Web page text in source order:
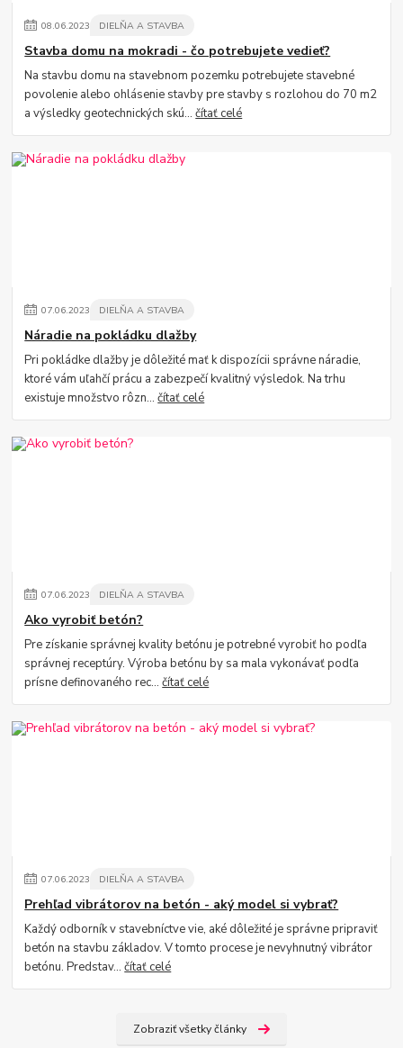
08.06.2023 DIELŇA A STAVBA
Stavba domu na mokradi - čo potrebujete vedieť?
Na stavbu domu na stavebnom pozemku potrebujete stavebné
povolenie alebo ohlásenie stavby pre stavby s rozlohou do 70 m2
a výsledky geotechnických skú...čítať celé
07.06.2023 DIELŇA A STAVBA
Náradie na pokládku dlažby
Pri pokládke dlažby je dôležité mať k dispozícii správne náradie,
ktoré vám uľahčí prácu a zabezpečí kvalitný výsledok. Na trhu
existuje množstvo rôzn...čítať celé
07.06.2023 DIELŇA A STAVBA
Ako vyrobiť betón?
Pre získanie správnej kvality betónu je potrebné vyrobiť ho podľa
správnej receptúry. Výroba betónu by sa mala vykonávať podľa
prísne definovaného rec...čítať celé
07.06.2023 DIELŇA A STAVBA
Prehľad vibrátorov na betón - aký model si vybrať?
Každý odborník v stavebníctve vie, aké dôležité je správne pripraviť
betón na stavbu základov. V tomto procese je nevyhnutný vibrátor
betónu. Predstav...čítať celé
Zobraziť všetky články